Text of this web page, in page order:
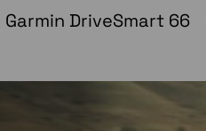
Garmin DriveSmart 66